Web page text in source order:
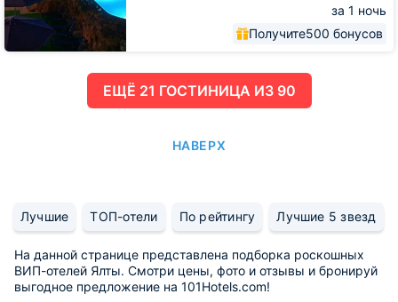
за 1 ночь
Получите500 бонусов
ЕЩË 21 ГОСТИНИЦА ИЗ 90
НАВЕРХ
Лучшие ТОП-отели По рейтингу Лучшие 5 звезд
На данной странице представлена подборка роскошных
ВИП-отелей Ялты. Смотри цены, фото и отзывы и бронируй
выгодное предложение на 101Hotels.com!